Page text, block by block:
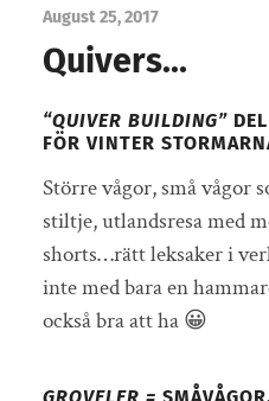
August 25, 2017
Quivers…
“QUIVER BUILDING”
FÖR VINTER
Större vågor, små vågor
stiltje, utlandsresa med
shorts…rätt leksaker i
inte med bara en
också bra att ha 😀
GROVELER =